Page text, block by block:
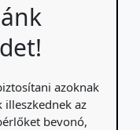
azoknak
illeszkednek az
bevonó,